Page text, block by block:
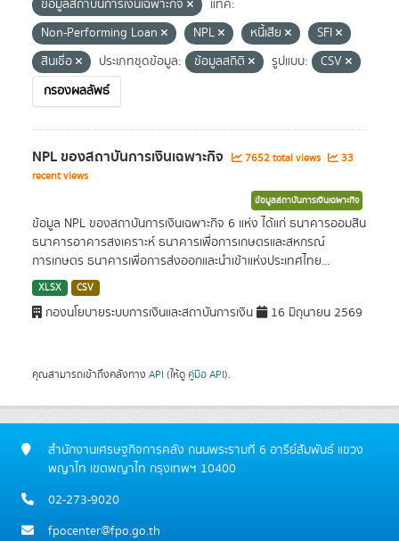
ข้อมูลสถาบันการเงินเฉพาะกิจ
แท็ค:
Non-Performing Loan
NPL หนี้เสีย
SFI
สินเชื่อ
ประเภทชุดข้อมูล: ข้อมูลสถิติ รูปแบบ:
CSV
กรองผลลัพธ์
NPL ของสถาบันการเงินเฉพาะกิจ 7652 total views
33
recent views
ข้อมูลสถาบันการเงินเฉพาะกิจ
ข้อมูล NPL ของสถาบันการเงินเฉพาะกิจ 6 แห่ง ได้แก่ ธนาคารออมสิน
ธนาคารอาคารสงเคราะห์ ธนาคารเพื่อการเกษตรและสหกรณ์
การเกษตร ธนาคารเพื่อการส่งออกและนำเข้าแห่งประเทศไทย...
XLSX CSV
กองนโยบายระบบการเงินและสถาบันการเงิน 16 มิถุนายน 2569
คุณสามารถเข้าถึงคลังทาง API (ให้ดู คู่มือ API).
สำนักงานเศรษฐกิจการคลัง ถนนพระรามที่ 6 อารีย์สัมพันธ์ แขวง
พญาไท เขตพญาไท กรุงเทพฯ 10400
02-273-9020
fpocenter@fpo.go.th